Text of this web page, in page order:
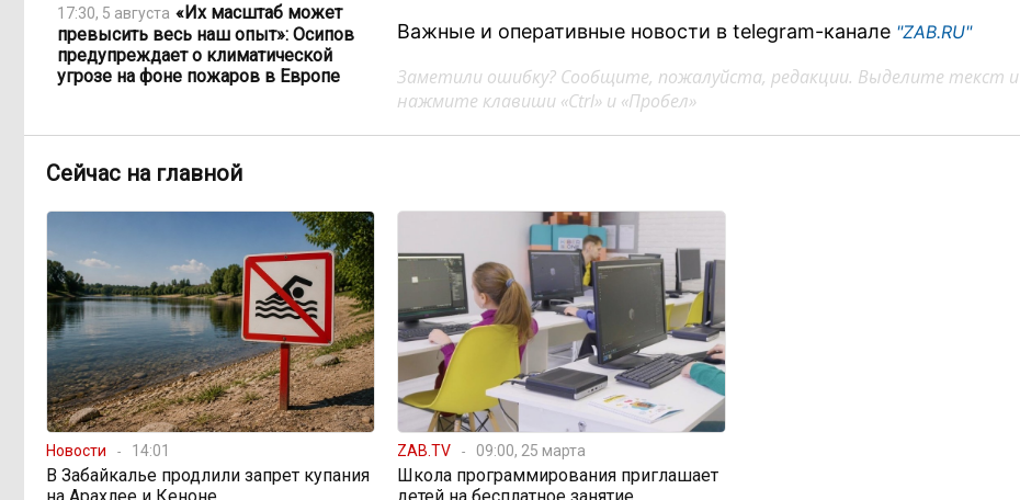
17:30, 5 августа «Их масштаб может
превысить весь наш опыт»: Осипов
предупреждает о климатической
угрозе на фоне пожаров в Европе
16:00, 5 августа По волнам Арахлея: на
любимом озере забайкальцев
улучшили LTE-сеть
12:33, 5 августа
Путин подписал закон,
вдвое расширяющий основания для
выдворения мигрантов
12:32, 5 августа Читинская
администрация хочет
отремонтировать кабинет за 6,8
миллиона: что скрывает смета?
11:47, 5 августа «Нефтемаркет»
Важные и оперативные новости в telegram-канале "ZAB.RU"
Заметили ошибку? Сообщите, пожалуйста, редакции. Выделите текст и
нажмите клавиши «Ctrl» и «Пробел»
Сейчас на главной
Новости 14:01
В Забайкалье продлили запрет купания
на Арахлее и Кеноне
ZAB.TV 09:00, 25 марта
Школа программирования приглашает
детей на бесплатное занятие